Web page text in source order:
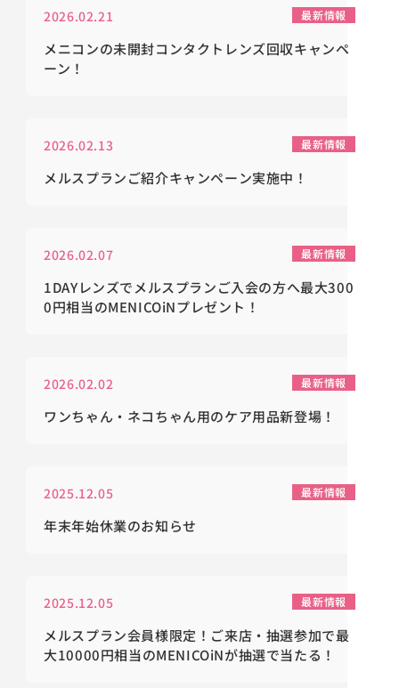
2026.02.21 最新情報
メニコンの未開封コンタクトレンズ回収キャンペ
ーン！
2026.02.13 最新情報
メルスプランご紹介キャンペーン実施中！
2026.02.07 最新情報
1DAYレンズでメルスプランご入会の方へ最大300
0円相当のMENICOiNプレゼント！
2026.02.02 最新情報
ワンちゃん・ネコちゃん用のケア用品新登場！
2025.12.05 最新情報
年末年始休業のお知らせ
2025.12.05 最新情報
メルスプラン会員様限定！ご来店・抽選参加で最
大10000円相当のMENICOiNが抽選で当たる！